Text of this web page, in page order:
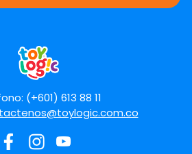
(+601) 613 88 11